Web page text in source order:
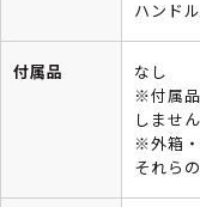
ハンド
付属品
なし
※付属
しません
※外箱・
それら